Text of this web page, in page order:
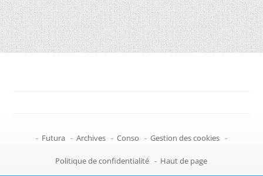
- Futura - Archives - Conso - Gestion des cookies -
Politique de confidentialité - Haut de page